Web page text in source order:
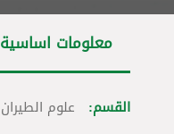
معلومات اساسية
القسم:
علوم الطيران